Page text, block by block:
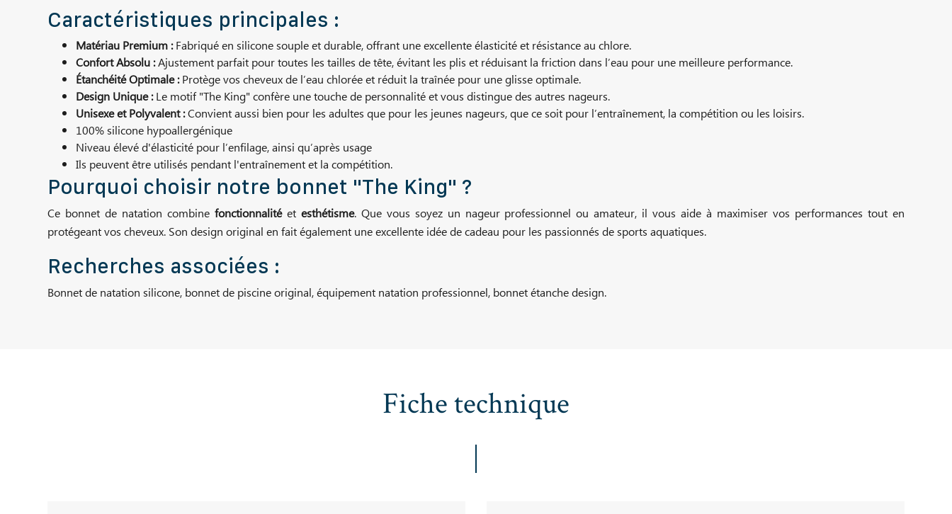
Caractéristiques principales :
Matériau Premium :Fabriqué en silicone souple et durable, offrant une excellente élasticité et résistance au chlore.
Confort Absolu :Ajustement parfait pour toutes les tailles de tête, évitant les plis et réduisant la friction dans l’eau pour une meilleure performance.
Étanchéité Optimale :Protège vos cheveux de l’eau chlorée et réduit la traînée pour une glisse optimale.
Design Unique :Le motif "The King" confère une touche de personnalité et vous distingue des autres nageurs.
Unisexe et Polyvalent :Convient aussi bien pour les adultes que pour les jeunes nageurs, que ce soit pour l’entraînement, la compétition ou les loisirs.
100% silicone hypoallergénique
Niveau élevé d'élasticité pour l’enfilage, ainsi qu’après usage
Ils peuvent être utilisés pendant l'entraînement et la compétition.
Pourquoi choisir notre bonnet "The King" ?
Ce bonnet de natation combine fonctionnalitéet esthétisme. Que vous soyez un nageur professionnel ou amateur, il vous aide à maximiser vos performances tout en
protégeant vos cheveux. Son design original en fait également une excellente idée de cadeau pour les passionnés de sports aquatiques.
Recherches associées :
Bonnet de natation silicone, bonnet de piscine original, équipement natation professionnel, bonnet étanche design.
Fiche technique